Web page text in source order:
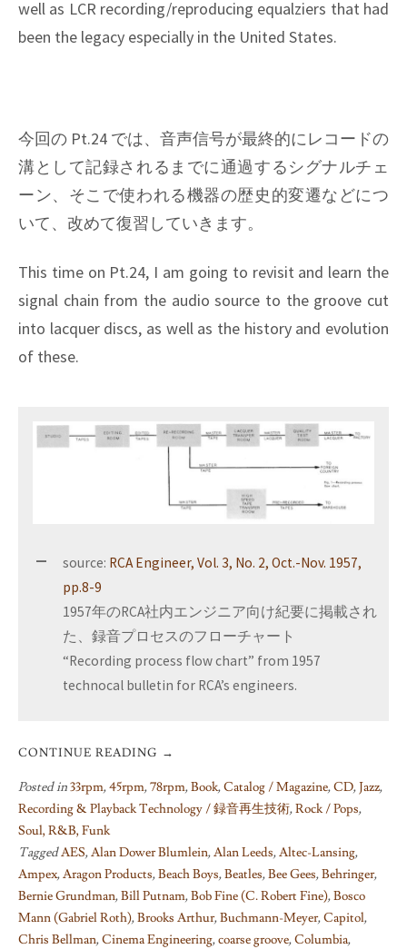
well as LCR recording/reproducing equalziers that had
been the legacy especially in the United States.
今回の Pt.24 では、音声信号が最終的にレコードの
溝として記録されるまでに通過するシグナルチェ
ーン、そこで使われる機器の歴史的変遷などにつ
いて、改めて復習していきます。
This time on Pt.24, I am going to revisit and learn the
signal chain from the audio source to the groove cut
into lacquer discs, as well as the history and evolution
of these.
source: RCA Engineer, Vol. 3, No. 2, Oct.-Nov. 1957,
pp.8-9
1957年のRCA社内エンジニア向け紀要に掲載され
た、録音プロセスのフローチャート
“Recording process flow chart” from 1957
technocal bulletin for RCA’s engineers.
CONTINUE READING →
Posted in33rpm,45rpm,78rpm,Book,Catalog / Magazine,CD,Jazz,
Recording & Playback Technology / 録音再生技術,Rock / Pops,
Soul, R&B, Funk
TaggedAES,Alan Dower Blumlein,Alan Leeds,Altec-Lansing,
Ampex,Aragon Products,Beach Boys,Beatles,Bee Gees,Behringer,
Bernie Grundman,Bill Putnam,Bob Fine (C. Robert Fine),Bosco
Mann (Gabriel Roth),Brooks Arthur,Buchmann-Meyer,Capitol,
Chris Bellman,Cinema Engineering,coarse groove,Columbia,